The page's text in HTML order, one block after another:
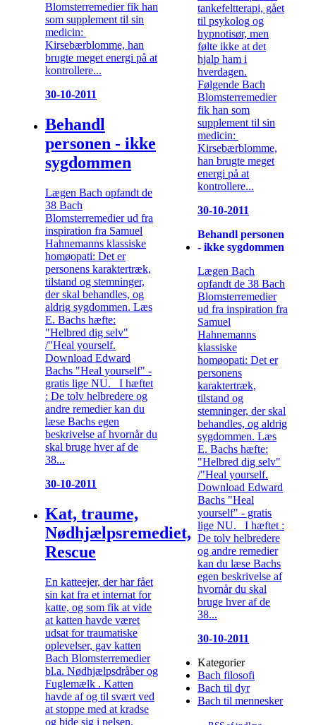
Blomsterremedier fik han
som supplement til sin
medicin:
Kirsebærblomme, han
brugte meget energi på at
kontrollere...
30-10-2011
Behandl
personen - ikke
sygdommen
Lægen Bach opfandt de
38 Bach
Blomsterremedier ud fra
inspiration fra Samuel
Hahnemanns klassiske
homøopati: Det er
personens karaktertræk,
tilstand og stemninger,
der skal behandles, og
aldrig sygdommen. Læs
E. Bachs hæfte:
"Helbred dig selv"
/"Heal yourself.
Download Edward
Bachs "Heal yourself" -
gratis lige NU. I hæftet
: De tolv helbredere og
andre remedier kan du
læse Bachs egen
beskrivelse af hvornår du
skal bruge hver af de
38...
30-10-2011
Kat, traume,
Nødhjælpsremediet,
Rescue
En katteejer, der har fået
sin kat fra et internat for
katte, og som fik at vide
at katten havde været
udsat for traumatiske
oplevelser, gav katten
Bach Blomsterremedier
bl.a. Nødhjælpsdråber og
Fuglemælk . Katten
havde af og til svært ved
at stoppe med at kradse
og bide sig i pelsen,
tankefeltterapi, gået
til psykolog og
hypnotisør, men
følte ikke at det
hjalp ham i
hverdagen.
Følgende Bach
Blomsterremedier
fik han som
supplement til sin
medicin:
Kirsebærblomme,
han brugte meget
energi på at
kontrollere...
30-10-2011
Behandl personen
- ikke sygdommen
Lægen Bach
opfandt de 38 Bach
Blomsterremedier
ud fra inspiration fra
Samuel
Hahnemanns
klassiske
homøopati: Det er
personens
karaktertræk,
tilstand og
stemninger, der skal
behandles, og aldrig
sygdommen. Læs
E. Bachs hæfte:
"Helbred dig selv"
/"Heal yourself.
Download Edward
Bachs "Heal
yourself" - gratis
lige NU. I hæftet :
De tolv helbredere
og andre remedier
kan du læse Bachs
egen beskrivelse af
hvornår du skal
bruge hver af de
38...
30-10-2011
Kategorier
Bach filosofi
Bach til dyr
Bach til mennesker